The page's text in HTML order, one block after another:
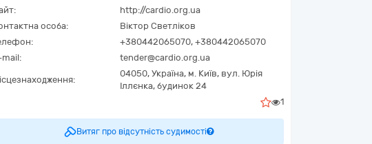
http://cardio.org.ua
особа:
Віктор Светліков
+380442065070, +380442065070
mail:
tender@cardio.org.ua
04050, Україна, м. Київ, вул. Юрія
Іллєнка, будинок 24
1
Витяг про відсутність судимості